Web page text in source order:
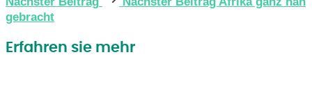
gebracht
Erfahren sie mehr